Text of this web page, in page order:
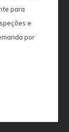
para
e
por